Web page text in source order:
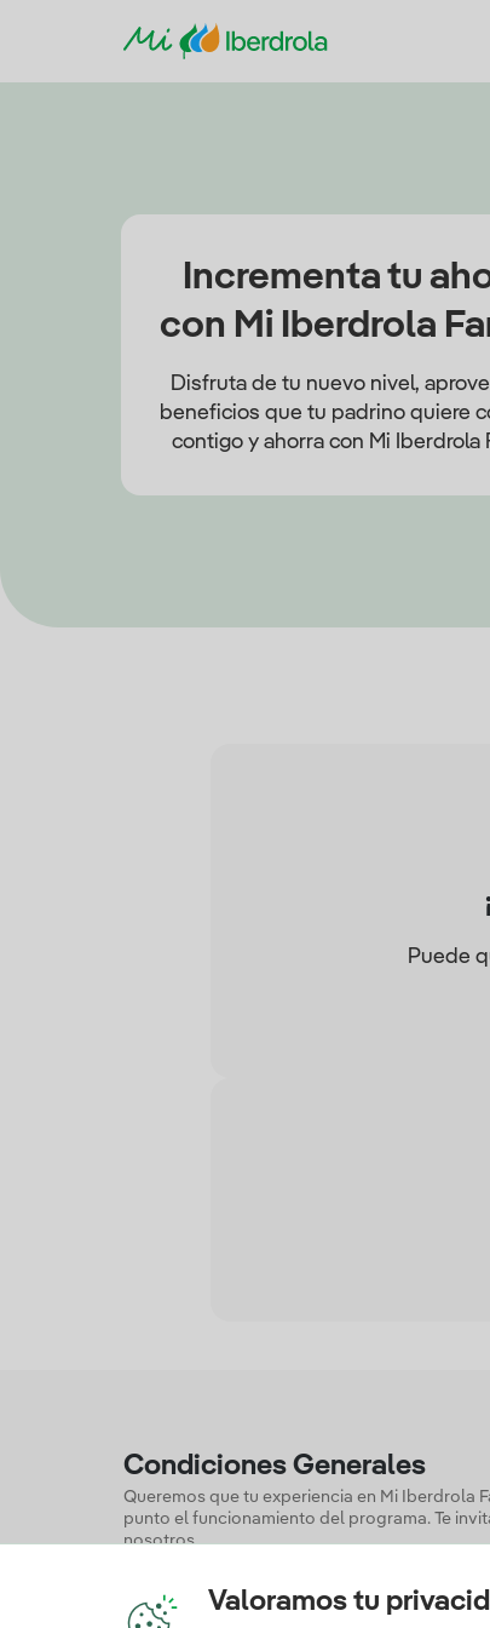
Incrementa tu
con Mi Iberdrola
Disfruta de tu nuevo nivel,
beneficios que tu padrino quiere
contigo y ahorra con Mi Iberdrola
Puede
Condiciones Generales
Queremos que tu experiencia en Mi Iberdrola
punto el funcionamiento del programa. Te
nosotros.
Condiciones del programa
Valoramos tu